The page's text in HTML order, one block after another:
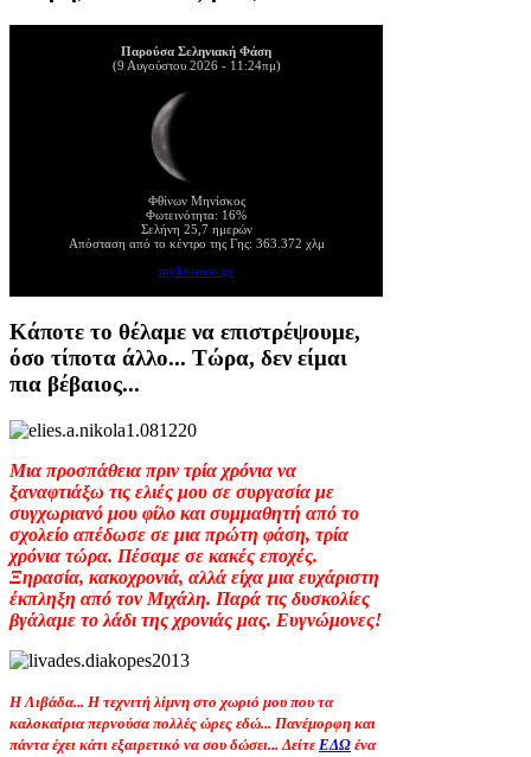
Παρούσα Σεληνιακή Φάση
(9 Αυγούστου 2026 - 11:24πμ)
Φθίνων Μηνίσκος
Φωτεινότητα: 16%
Σελήνη 25,7 ημερών
Απόσταση από το κέντρο της Γης: 363.372 χλμ
mykosmos.gr
Κάποτε το θέλαμε να επιστρέψουμε,
όσο τίποτα άλλο... Τώρα, δεν είμαι
πια βέβαιος...
Μια προσπάθεια πριν τρία χρόνια να
ξαναφτιάξω τις ελιές μου σε συργασία με
συγχωριανό μου φίλο και συμμαθητή από το
σχολείο απέδωσε σε μια πρώτη φάση, τρία
χρόνια τώρα. Πέσαμε σε κακές εποχές.
Ξηρασία, κακοχρονιά, αλλά είχα μια ευχάριστη
έκπληξη από τον Μιχάλη. Παρά τις δυσκολίες
βγάλαμε το λάδι της χρονιάς μας. Ευγνώμονες!
Η Λιβάδα... Η τεχνιτή λίμνη στο χωριό μου που τα
καλοκαίρια περνούσα πολλές ώρες εδώ... Πανέμορφη και
πάντα έχει κάτι εξαιρετικό να σου δώσει... Δείτε ΕΔΩ ένα